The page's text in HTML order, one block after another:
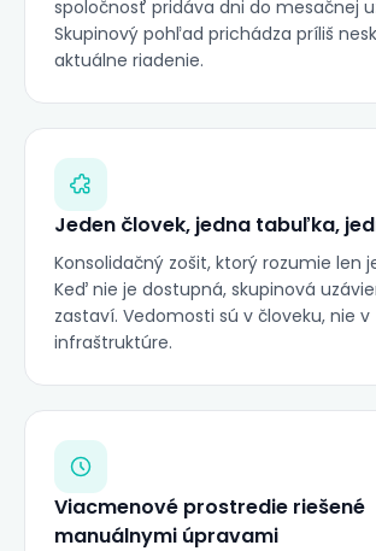
spoločnosť pridáva dni do mesačnej
Skupinový pohľad prichádza príliš
aktuálne riadenie.
Jeden človek, jedna tabuľka,
Konsolidačný zošit, ktorý rozumie len
Keď nie je dostupná, skupinová
zastaví. Vedomosti sú v človeku, nie v
infraštruktúre.
Viacmenové prostredie riešené
manuálnymi úpravami